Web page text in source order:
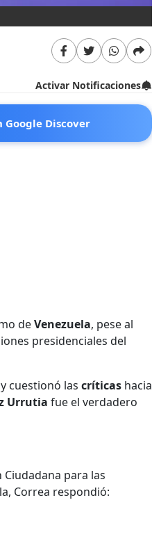
Activar Notificaciones
Google Discover
deVenezuela, pese al
presidenciales del
cuestionó las críticas hacia
Urrutia fue el verdadero
para las
Correa respondió: